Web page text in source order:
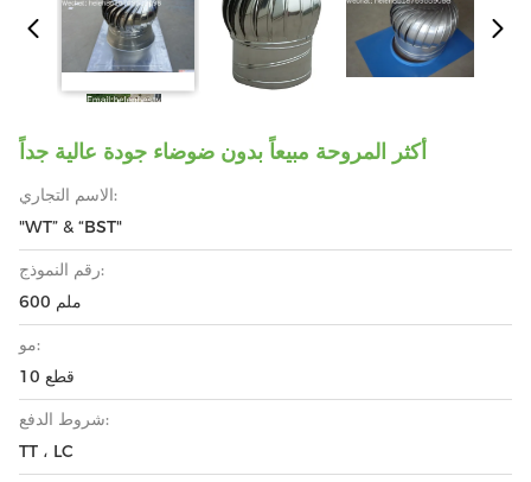
أكثر المروحة مبيعاً بدون ضوضاء جودة عالية جداً
الاسم التجاري:
"WT” & “BST"
رقم النموذج:
600 ملم
مو:
10 قطع
شروط الدفع:
TT ، LC